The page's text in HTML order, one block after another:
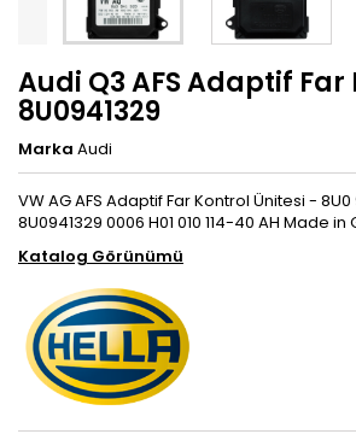
Audi Q3 AFS Adaptif Far
8U0941329
Marka Audi
VW AG AFS Adaptif Far Kontrol Ünitesi - 8U0
8U0941329 0006 H01 010 114-40 AH Made
Katalog Görünümü